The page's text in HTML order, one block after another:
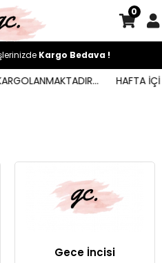
HAFTA İÇİ
0
Kargo Bedava !
Gece İncisi